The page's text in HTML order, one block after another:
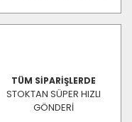
TÜM SİPARİŞLERDE
STOKTAN SÜPER HIZLI
GÖNDERİ